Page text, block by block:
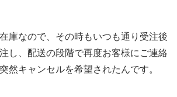
庫なので、その時もいつも通り受注後
し、配送の段階で再度お客様にご連絡
然キャンセルを希望されたんです。